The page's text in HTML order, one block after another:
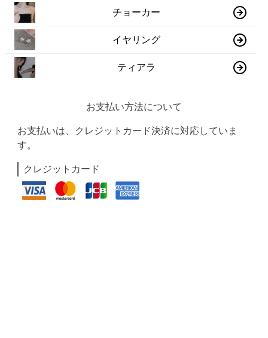
チョーカー
イヤリング
ティアラ
お支払い方法について
お支払いは、クレジットカード決済に対応していま
す。
クレジットカード